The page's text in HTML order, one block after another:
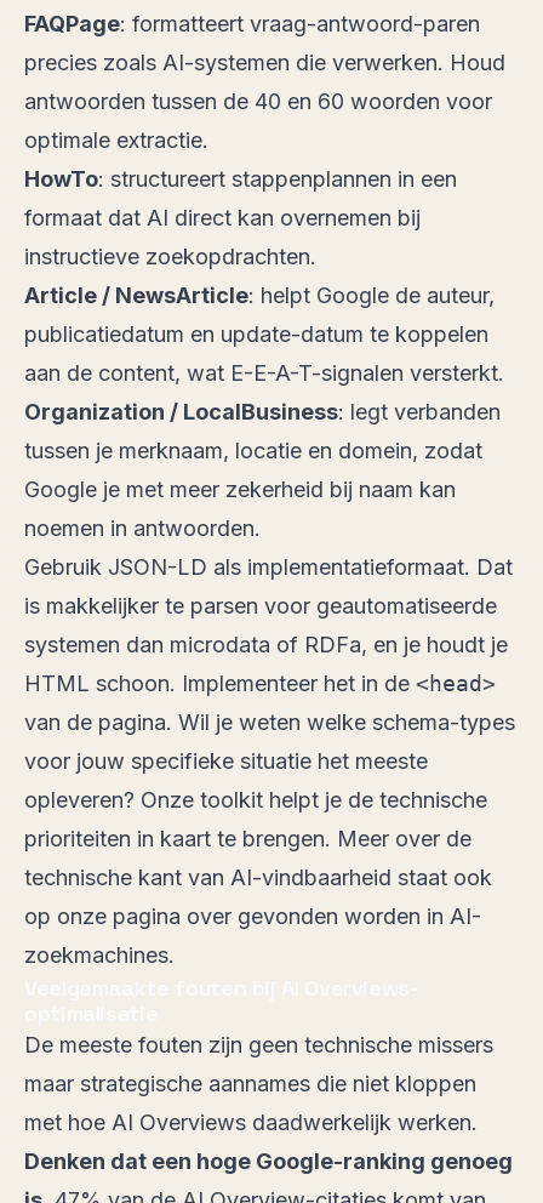
FAQPage: formatteert vraag-antwoord-paren
precies zoals AI-systemen die verwerken. Houd
antwoorden tussen de 40 en 60 woorden voor
optimale extractie.
HowTo: structureert stappenplannen in een
formaat dat AI direct kan overnemen bij
instructieve zoekopdrachten.
Article / NewsArticle: helpt Google de auteur,
publicatiedatum en update-datum te koppelen
aan de content, wat E-E-A-T-signalen versterkt.
Organization / LocalBusiness: legt verbanden
tussen je merknaam, locatie en domein, zodat
Google je met meer zekerheid bij naam kan
noemen in antwoorden.
Gebruik JSON-LD als implementatieformaat. Dat
is makkelijker te parsen voor geautomatiseerde
systemen dan microdata of RDFa, en je houdt je
HTML schoon. Implementeer het in de <head>
van de pagina. Wil je weten welke schema-types
voor jouw specifieke situatie het meeste
opleveren? Onze toolkit helpt je de technische
prioriteiten in kaart te brengen. Meer over de
technische kant van AI-vindbaarheid staat ook
op onze pagina over gevonden worden in AI-
zoekmachines.
De meeste fouten zijn geen technische missers
maar strategische aannames die niet kloppen
met hoe AI Overviews daadwerkelijk werken.
Denken dat een hoge Google-ranking genoeg